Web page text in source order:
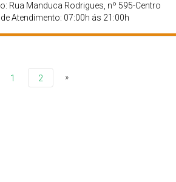
Rua Manduca Rodrigues, nº 595-Centro
Atendimento: 07:00h ás 21:00h
1 2 »